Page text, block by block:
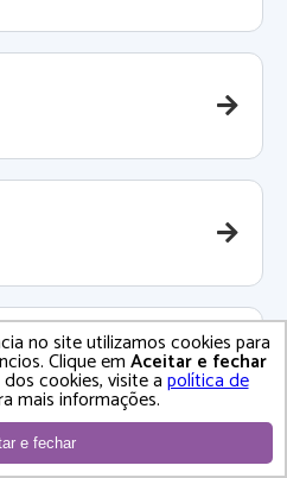
no site utilizamos cookies para
Clique emAceitar e fechar
cookies, visite apolítica de
mais informações.
e fechar